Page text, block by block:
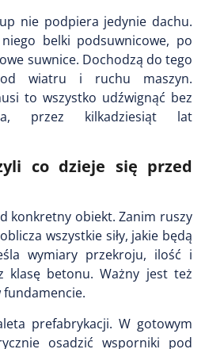
nie podpiera jedynie dachu.
belki podsuwnicowe, po
suwnice. Dochodzą do tego
od wiatru i ruchu maszyn.
to wszystko udźwignąć bez
przez kilkadziesiąt lat
co dzieje się przed
konkretny obiekt. Zanim ruszy
wszystkie siły, jakie będą
wymiary przekroju, ilość i
klasę betonu. Ważny jest też
prefabrykacji. W gotowym
osadzić wsporniki pod